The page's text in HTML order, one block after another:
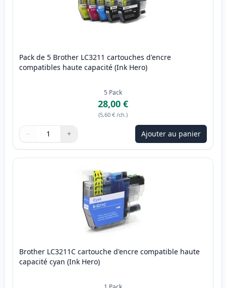
Pack de 5 Brother LC3211 cartouches d'encre
compatibles haute capacité (Ink Hero)
5 Pack
28,00 €
(5,60 € /ch.)
Quantité
Utilisez les boutons pour ajuster
− +
Quantité Ajouter au panier
Brother LC3211C cartouche d'encre compatible haute
capacité cyan (Ink Hero)